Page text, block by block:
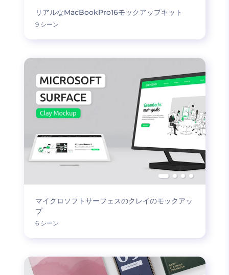
リアルなMacBookPro16モックアップキット
9 シーン
マイクロソフトサーフェスのクレイのモックアッ
プ
6 シーン